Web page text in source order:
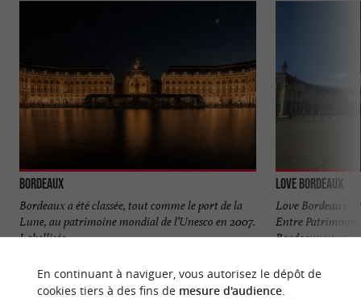
Bordeaux
Bordeaux a été classée, tout comme le port de la
Lune, au patrimoine mondial de l’Unesco en 2007.
Labellisée ...
Bordeaux
Love Bordeaux
Love Bordeaux :
Entre
Bordeaux vous
269 m -
En continuant à naviguer, vous autorisez le dépôt de
cookies tiers à des fins de mesure d'audience.